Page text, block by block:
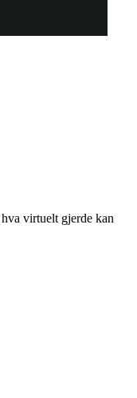
virtuelt gjerde kan